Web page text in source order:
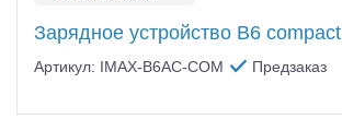
Зарядное устройство B6 compact
Артикул: IMAX-B6AC-COM Предзаказ